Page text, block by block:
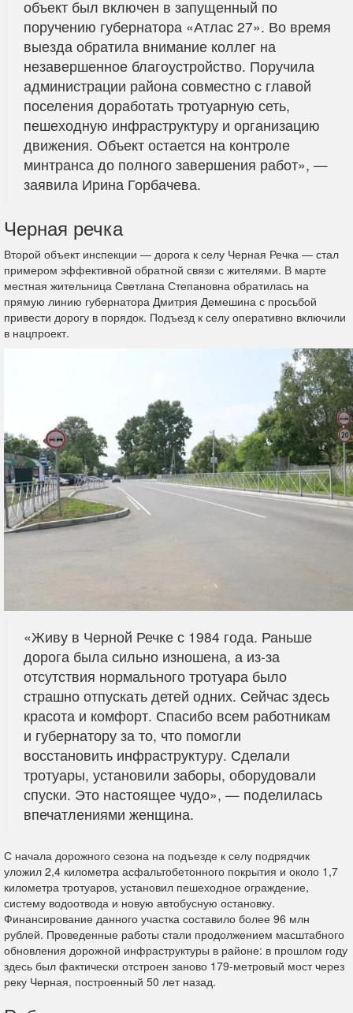
объект был включен в запущенный по
поручению губернатора «Атлас 27». Во время
выезда обратила внимание коллег на
незавершенное благоустройство. Поручила
администрации района совместно с главой
поселения доработать тротуарную сеть,
пешеходную инфраструктуру и организацию
движения. Объект остается на контроле
минтранса до полного завершения работ», —
заявила Ирина Горбачева.
Черная речка
Второй объект инспекции — дорога к селу Черная Речка — стал
примером эффективной обратной связи с жителями. В марте
местная жительница Светлана Степановна обратилась на
прямую линию губернатора Дмитрия Демешина с просьбой
привести дорогу в порядок. Подъезд к селу оперативно включили
в нацпроект.
«Живу в Черной Речке с 1984 года. Раньше
дорога была сильно изношена, а из-за
отсутствия нормального тротуара было
страшно отпускать детей одних. Сейчас здесь
красота и комфорт. Спасибо всем работникам
и губернатору за то, что помогли
восстановить инфраструктуру. Сделали
тротуары, установили заборы, оборудовали
спуски. Это настоящее чудо», — поделилась
впечатлениями женщина.
С начала дорожного сезона на подъезде к селу подрядчик
уложил 2,4 километра асфальтобетонного покрытия и около 1,7
километра тротуаров, установил пешеходное ограждение,
систему водоотвода и новую автобусную остановку.
Финансирование данного участка составило более 96 млн
рублей. Проведенные работы стали продолжением масштабного
обновления дорожной инфраструктуры в районе: в прошлом году
здесь был фактически отстроен заново 179-метровый мост через
реку Черная, построенный 50 лет назад.